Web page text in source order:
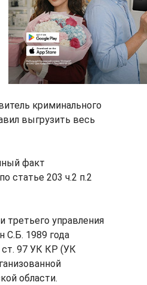
криминального
выгрузить весь
факт
статье 203 ч.2 п.2
третьего управления
1989 года
97 УК КР (УК
области.